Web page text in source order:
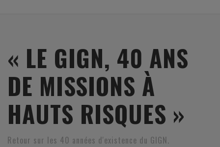
« LE GIGN, 40 ANS
DE MISSIONS À
HAUTS RISQUES »
Retour sur les 40 années d'existence du GIGN.